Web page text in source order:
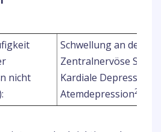
nicht
Schwellung an der
Zentralnervöse
Kardiale Depression
Atemdepression2,4